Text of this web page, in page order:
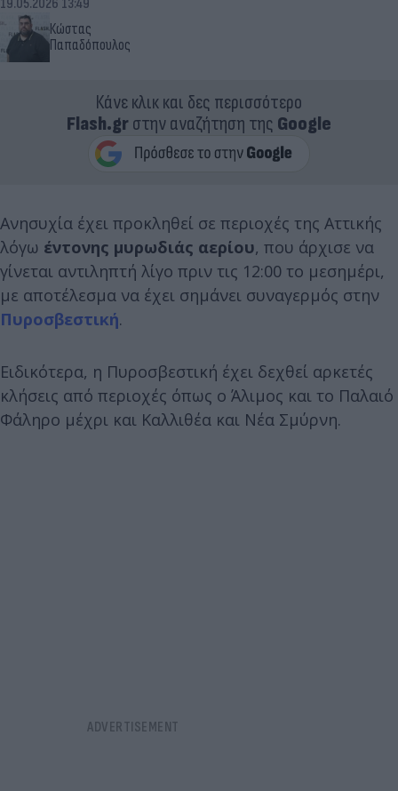
Κώστας
Παπαδόπουλος
19.05.2026 13:49
Κάνε κλικ και δες περισσότερο
Flash.grστην αναζήτηση της Google
Ανησυχία έχει προκληθεί σε περιοχές της Αττικής
λόγω έντονης μυρωδιάς αερίου, που άρχισε να
γίνεται αντιληπτή λίγο πριν τις 12:00 το μεσημέρι,
με αποτέλεσμα να έχει σημάνει συναγερμός στην
Πυροσβεστική.
Ειδικότερα, η Πυροσβεστική έχει δεχθεί αρκετές
κλήσεις από περιοχές όπως ο Άλιμος και το Παλαιό
Φάληρο μέχρι και Καλλιθέα και Νέα Σμύρνη.